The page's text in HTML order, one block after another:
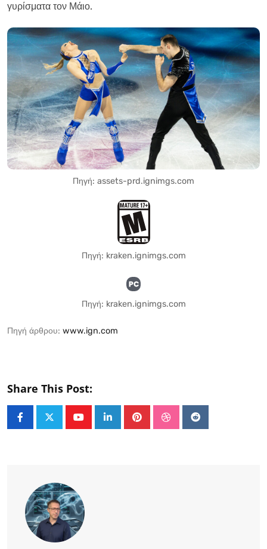
γυρίσματα τον Μάιο.
Πηγή: assets-prd.ignimgs.com
Πηγή: kraken.ignimgs.com
Πηγή: kraken.ignimgs.com
Πηγή άρθρου: www.ign.com
Share This Post:
LinkedInPinterestStumbleUpon
Reddit